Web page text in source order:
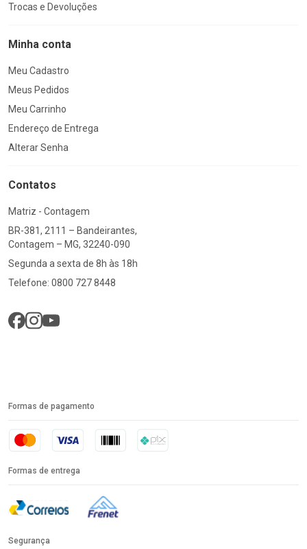
Trocas e Devoluções
Minha conta
Meu Cadastro
Meus Pedidos
Meu Carrinho
Endereço de Entrega
Alterar Senha
Contatos
Matriz - Contagem
BR-381, 2111 – Bandeirantes,
Contagem – MG, 32240-090
Segunda a sexta de 8h às 18h
Telefone: 0800 727 8448
Formas de pagamento
Formas de entrega
Segurança